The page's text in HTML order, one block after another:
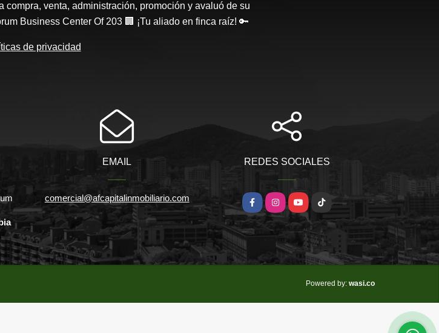
venta, administración, promoción y avaluó de su
Business Center Of 203 🏢 ¡Tu aliado en finca raíz! 🔑
de privacidad
EMAIL
comercial@afcapitalinmobiliario.com
REDES SOCIALES
FacebookInstagramYouTube
TikTok
Powered by: wasi.co